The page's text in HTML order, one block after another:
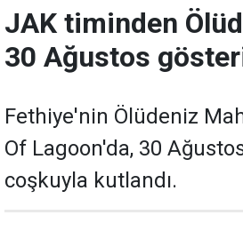
JAK timinden
30 Ağustos
Fethiye'nin Ölüdeniz
Of Lagoon'da, 30
coşkuyla kutlandı.